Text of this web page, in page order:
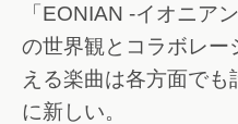
「EONIAN -イオニア
の世界観とコラボレー
える楽曲は各方面で
に新しい。